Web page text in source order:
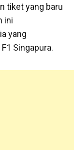
tiket yang baru
ini
yang
Singapura.